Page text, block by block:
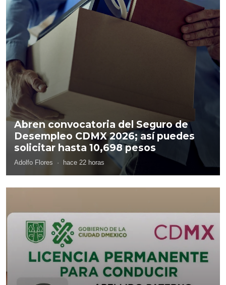
Abren convocatoria del Seguro de
Desempleo CDMX 2026; así puedes
solicitar hasta 10,698 pesos
Adolfo Flores · hace 22 horas